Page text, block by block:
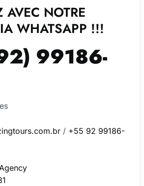
AVEC NOTRE
WHATSAPP !!!
99186-
/ +55 92 99186-